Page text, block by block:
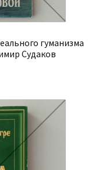
гуманизма
Судаков